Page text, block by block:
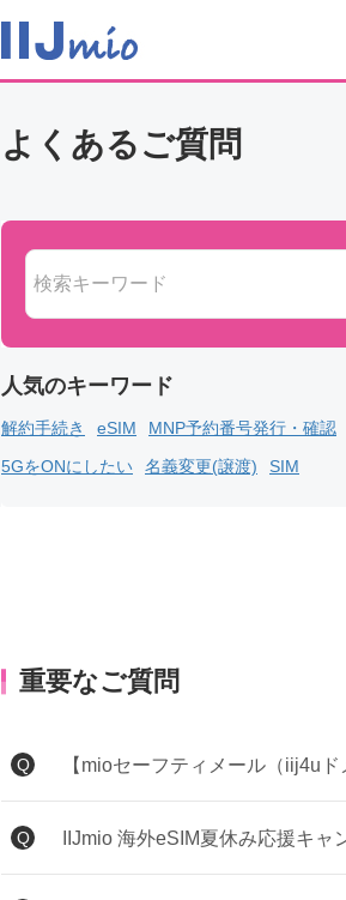
よくあるご質問
解約手続き eSIM MNP予約番号発行・確認
5GをONにしたい
名義変更(譲渡) SIM
重要なご質問
Q 【mioセーフティメール（iij4u
Q IIJmio 海外eSIM夏休み応援キャ